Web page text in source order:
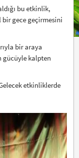
bu etkinlik,
bir gece geçirmesini
bir araya
gücüyle kalpten
etkinliklerde